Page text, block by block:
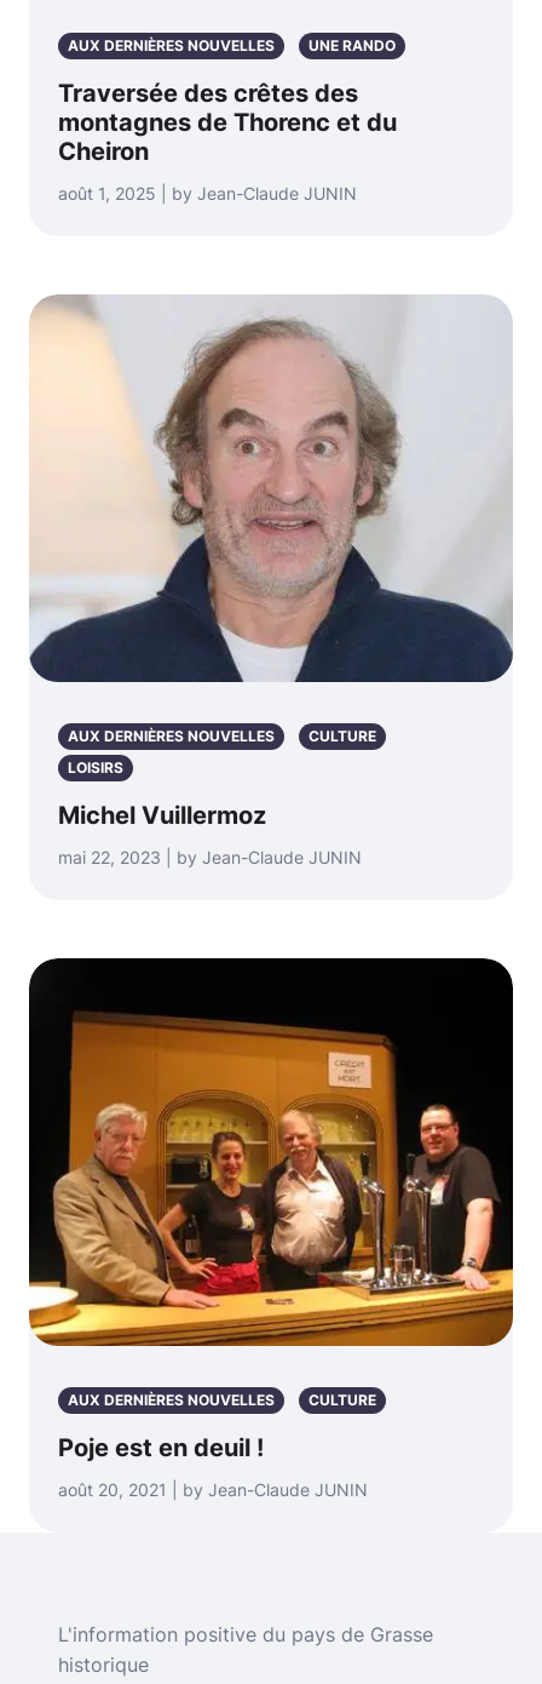
AUX DERNIÈRES NOUVELLES UNE RANDO
Traversée des crêtes des
montagnes de Thorenc et du
Cheiron
août 1, 2025 | by Jean-Claude JUNIN
AUX DERNIÈRES NOUVELLES
CULTURE
LOISIRS
Michel Vuillermoz
mai 22, 2023 | by Jean-Claude JUNIN
AUX DERNIÈRES NOUVELLES CULTURE
Poje est en deuil !
août 20, 2021 | by Jean-Claude JUNIN
L'information positive du pays de Grasse
historique